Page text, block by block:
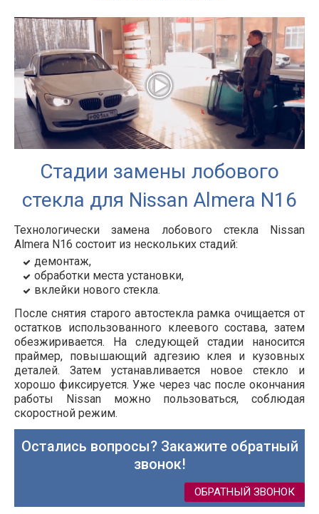
Стадии замены лобового
стекла для Nissan Almera N16
Технологически замена лобового стекла Nissan
Almera N16 состоит из нескольких стадий:
демонтаж,
обработки места установки,
вклейки нового стекла.
После снятия старого автостекла рамка очищается от
остатков использованного клеевого состава, затем
обезжиривается. На следующей стадии наносится
праймер, повышающий адгезию клея и кузовных
деталей. Затем устанавливается новое стекло и
хорошо фиксируется. Уже через час после окончания
работы Nissan можно пользоваться, соблюдая
скоростной режим.
Остались вопросы? Закажите обратный
звонок!
ОБРАТНЫЙ ЗВОНОК